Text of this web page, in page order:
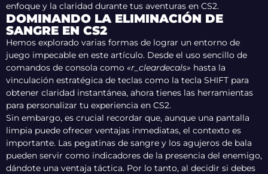
enfoque y la claridad durante tus aventuras en CS2.
DOMINANDO LA ELIMINACIÓN DE
SANGRE EN CS2
Hemos explorado varias formas de lograr un entorno de
juego impecable en este artículo. Desde el uso sencillo de
comandos de consola como «r_cleardecals» hasta la
vinculación estratégica de teclas como la tecla SHIFT para
obtener claridad instantánea, ahora tienes las herramientas
para personalizar tu experiencia en CS2.
Sin embargo, es crucial recordar que, aunque una pantalla
limpia puede ofrecer ventajas inmediatas, el contexto es
importante. Las pegatinas de sangre y los agujeros de bala
pueden servir como indicadores de la presencia del enemigo,
dándote una ventaja táctica. Por lo tanto, al decidir si debes